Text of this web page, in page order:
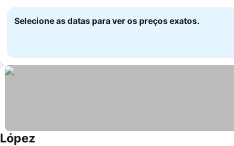
Selecione as datas para ver os preços exatos.
López